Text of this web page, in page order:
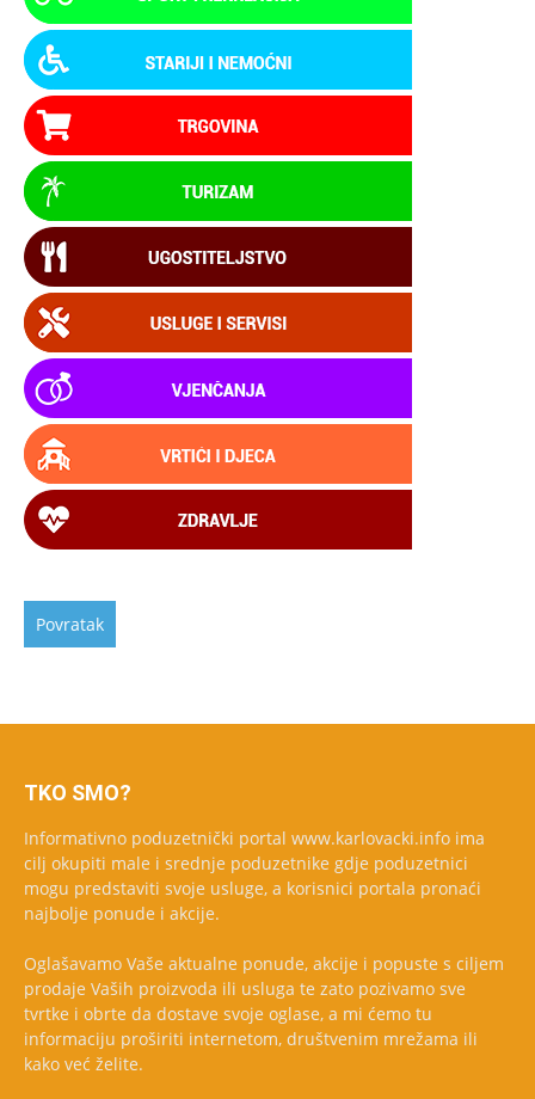
TKO SMO?
Informativno poduzetnički portal www.karlovacki.info ima
cilj okupiti male i srednje poduzetnike gdje poduzetnici
mogu predstaviti svoje usluge, a korisnici portala pronaći
najbolje ponude i akcije.
Oglašavamo Vaše aktualne ponude, akcije i popuste s ciljem
prodaje Vaših proizvoda ili usluga te zato pozivamo sve
tvrtke i obrte da dostave svoje oglase, a mi ćemo tu
informaciju proširiti internetom, društvenim mrežama ili
kako već želite.